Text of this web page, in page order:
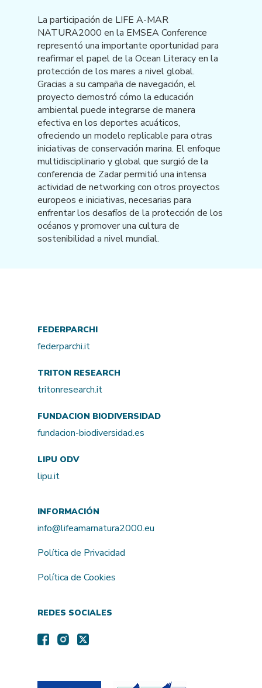
La participación de LIFE A-MAR
NATURA2000 en la EMSEA Conference
representó una importante oportunidad para
reafirmar el papel de la Ocean Literacy en la
protección de los mares a nivel global.
Gracias a su campaña de navegación, el
proyecto demostró cómo la educación
ambiental puede integrarse de manera
efectiva en los deportes acuáticos,
ofreciendo un modelo replicable para otras
iniciativas de conservación marina. El enfoque
multidisciplinario y global que surgió de la
conferencia de Zadar permitió una intensa
actividad de networking con otros proyectos
europeos e iniciativas, necesarias para
enfrentar los desafíos de la protección de los
océanos y promover una cultura de
sostenibilidad a nivel mundial.
FEDERPARCHI
federparchi.it
TRITON RESEARCH
tritonresearch.it
FUNDACION BIODIVERSIDAD
fundacion-biodiversidad.es
LIPU ODV
lipu.it
INFORMACIÓN
info@lifeamarnatura2000.eu
Política de Privacidad
Política de Cookies
REDES SOCIALES